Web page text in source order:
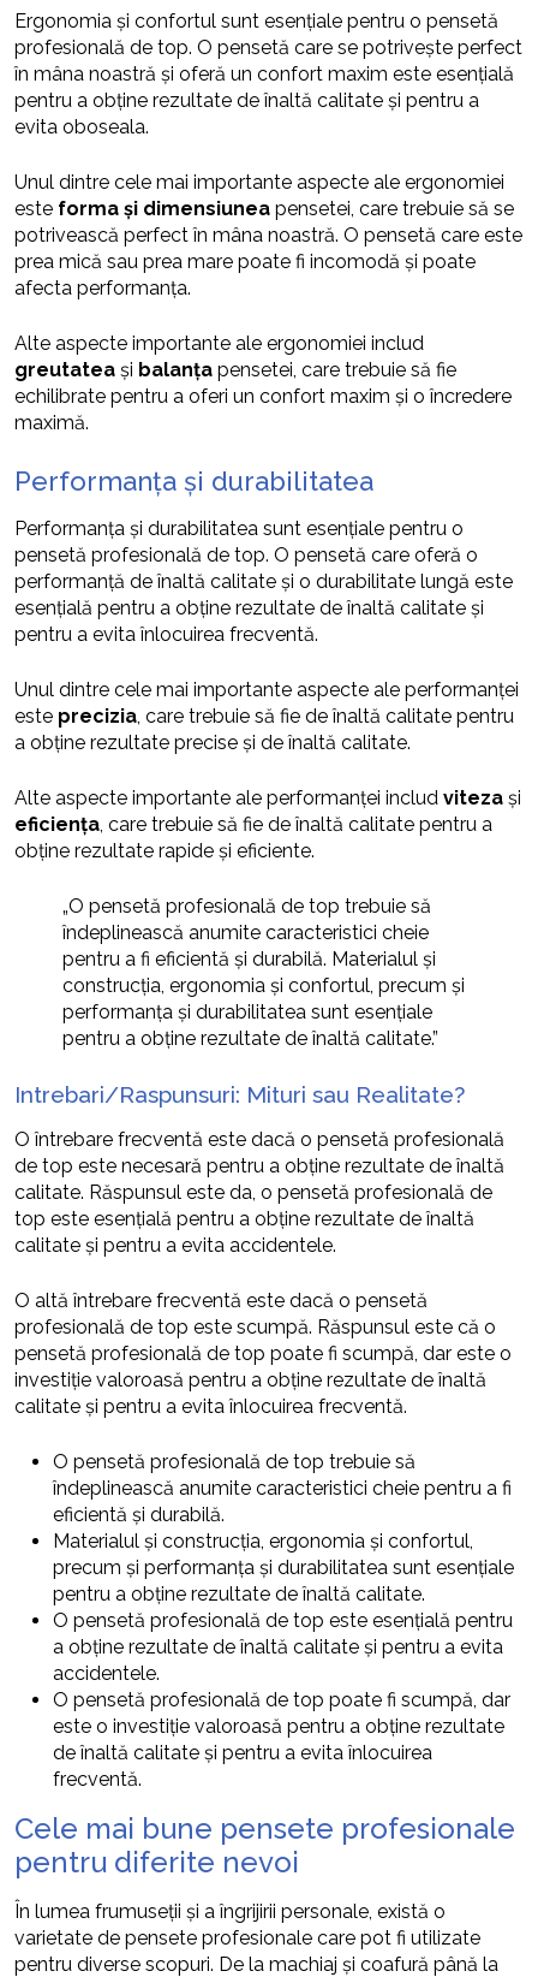
Ergonomia și confortul sunt esențiale pentru o pensetă
profesională de top. O pensetă care se potrivește perfect
în mâna noastră și oferă un confort maxim este esențială
pentru a obține rezultate de înaltă calitate și pentru a
evita oboseala.
Unul dintre cele mai importante aspecte ale ergonomiei
este forma și dimensiunea pensetei, care trebuie să se
potrivească perfect în mâna noastră. O pensetă care este
prea mică sau prea mare poate fi incomodă și poate
afecta performanța.
Alte aspecte importante ale ergonomiei includ
greutatea și balanța pensetei, care trebuie să fie
echilibrate pentru a oferi un confort maxim și o încredere
maximă.
Performanța și durabilitatea
Performanța și durabilitatea sunt esențiale pentru o
pensetă profesională de top. O pensetă care oferă o
performanță de înaltă calitate și o durabilitate lungă este
esențială pentru a obține rezultate de înaltă calitate și
pentru a evita înlocuirea frecventă.
Unul dintre cele mai importante aspecte ale performanței
este precizia, care trebuie să fie de înaltă calitate pentru
a obține rezultate precise și de înaltă calitate.
Alte aspecte importante ale performanței includ viteza și
eficiența, care trebuie să fie de înaltă calitate pentru a
obține rezultate rapide și eficiente.
„O pensetă profesională de top trebuie să
îndeplinească anumite caracteristici cheie
pentru a fi eficientă și durabilă. Materialul și
construcția, ergonomia și confortul, precum și
performanța și durabilitatea sunt esențiale
pentru a obține rezultate de înaltă calitate.”
Intrebari/Raspunsuri: Mituri sau Realitate?
O întrebare frecventă este dacă o pensetă profesională
de top este necesară pentru a obține rezultate de înaltă
calitate. Răspunsul este da, o pensetă profesională de
top este esențială pentru a obține rezultate de înaltă
calitate și pentru a evita accidentele.
O altă întrebare frecventă este dacă o pensetă
profesională de top este scumpă. Răspunsul este că o
pensetă profesională de top poate fi scumpă, dar este o
investiție valoroasă pentru a obține rezultate de înaltă
calitate și pentru a evita înlocuirea frecventă.
O pensetă profesională de top trebuie să
îndeplinească anumite caracteristici cheie pentru a fi
eficientă și durabilă.
Materialul și construcția, ergonomia și confortul,
precum și performanța și durabilitatea sunt esențiale
pentru a obține rezultate de înaltă calitate.
O pensetă profesională de top este esențială pentru
a obține rezultate de înaltă calitate și pentru a evita
accidentele.
O pensetă profesională de top poate fi scumpă, dar
este o investiție valoroasă pentru a obține rezultate
de înaltă calitate și pentru a evita înlocuirea
frecventă.
Cele mai bune pensete profesionale
pentru diferite nevoi
În lumea frumuseții și a îngrijirii personale, există o
varietate de pensete profesionale care pot fi utilizate
pentru diverse scopuri. De la machiaj și coafură până la